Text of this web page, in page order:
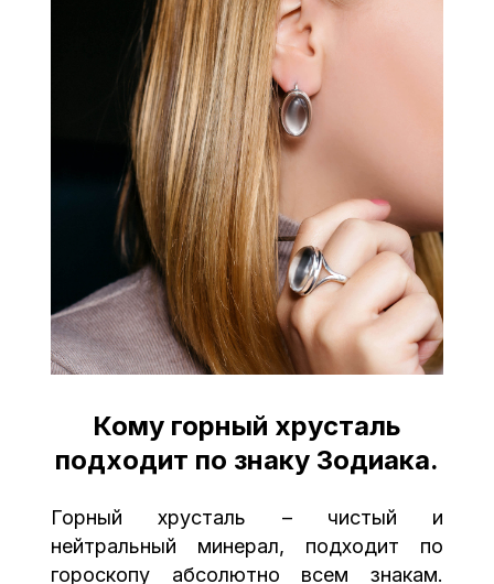
Кому горный хрусталь
подходит по знаку Зодиака.
Горный хрусталь – чистый и
нейтральный минерал, подходит по
гороскопу абсолютно всем знакам.